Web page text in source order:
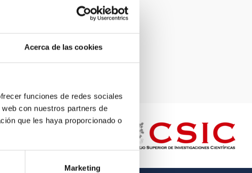
Acerca de las cookies
funciones de redes sociales
con nuestros partners de
que les haya proporcionado o
Marketing